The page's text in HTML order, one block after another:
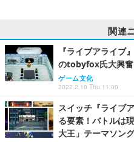
関連
『ライブアライブ
のtobyfox氏大興奮
ゲーム文化
2022.2.10 Thu 11:00
スイッチ『ライブ
る要素！バトルは
大王」テーマソン